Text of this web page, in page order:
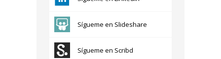
Sígueme en Slideshare
Sígueme en Scribd